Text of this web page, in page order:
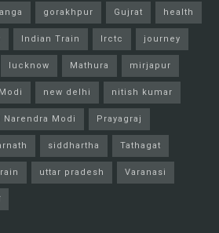
gorakhpur Gujrat health
Indian Train Irctc journey
lucknow Mathura mirjapur
new delhi nitish kumar
Narendra Modi Prayagraj
siddhartha Tathagat
uttar pradesh Varanasi